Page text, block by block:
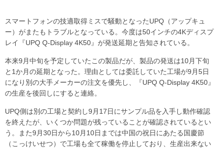
スマートフォンの技適取得ミスで騒動となったUPQ（アップキュ
ー）がまたもトラブルとなっている。今度は50インチの4Kディスプ
レイ『UPQ Q-Display 4K50』が発送延期と告知されている。
本来9月中旬を予定していたこの製品だが、製品の発送は10月下旬
と1か月の延期となった。理由としては委託していた工場が9月5日
になり別の大手メーカーの注文を優先し、『UPQ Q-Display 4K50』
の生産を後回しにすると連絡。
UPQ側は別の工場と契約し9月17日にサンプル品を入手し動作確認
を終えたが、いくつか問題が残っていることが確認されているとい
う。また9月30日から10月10日までは中国の祝日にあたる国慶節
（こっけいせつ）で工場も全て稼働を停止しており、生産出来ない